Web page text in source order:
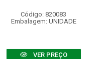
Código: 820083
Embalagem: UNIDADE
VER PREÇO